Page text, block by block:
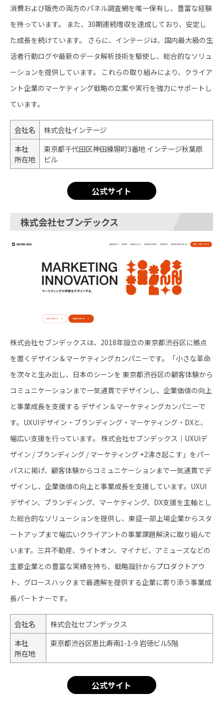
消費および販売の両方のパネル調査網を唯一保有し、豊富な経験
を持っています。 ​また、30期連続増収を達成しており、安定し
た成長を続けています。 ​さらに、インテージは、国内最大級の生
活者行動ログや最新のデータ解析技術を駆使し、総合的なソリュ
ーションを提供しています。 ​これらの取り組みにより、クライア
ント企業のマーケティング戦略の立案や実行を強力にサポートし
ています。
会社名
株式会社インテージ
本社
所在地
東京都千代田区神田練塀町3番地 インテージ秋葉原
ビル
公式サイト
株式会社セブンデックス
株式会社セブンデックスは、2018年設立の東京都渋谷区に拠点
を置くデザイン＆マーケティングカンパニーです。「小さな革命
を次々と生み出し、日本のシーンを 東京都渋谷区の顧客体験から
コミュニケーションまで一気通貫でデザインし、企業価値の向上
と事業成長を支援する デザイン＆マーケティングカンパニーで
す。UXUIデザイン・ブランディング・マーケティング・DXと、
幅広い支援を行っています。 株式会社セブンデックス｜UXUIデ
ザイン / ブランディング / マーケティング +2沸き起こす」をパー
パスに掲げ、顧客体験からコミュニケーションまで一気通貫でデ
ザインし、企業価値の向上と事業成長を支援しています。UXUI
デザイン、ブランディング、マーケティング、DX支援を主軸とし
た総合的なソリューションを提供し、東証一部上場企業からスタ
ートアップまで幅広いクライアントの事業課題解決に取り組んで
います。三井不動産、ライトオン、マイナビ、アミューズなどの
主要企業との豊富な実績を持ち、戦略設計からプロダクトアウ
ト、グロースハックまで最適解を提供する企業に寄り添う事業成
長パートナーです。
会社名
株式会社セブンデックス
本社
所在地
東京都渋谷区恵比寿南1-1-9 岩徳ビル5階
公式サイト